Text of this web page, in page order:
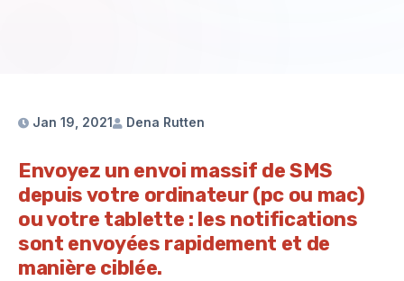
Jan 19, 2021 Dena Rutten
Envoyez un envoi massif de SMS
depuis votre ordinateur (pc ou mac)
ou votre tablette : les notifications
sont envoyées rapidement et de
manière ciblée.